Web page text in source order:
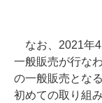
なお、2021年4
一般販売が行な
の一般販売とな
初めての取り組